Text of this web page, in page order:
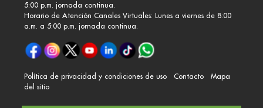
5:00 p.m. jornada continua.
Horario de Atención Canales Virtuales: Lunes a viernes de 8:00
a.m. a 5:00 p.m. jornada continua.
Política de privacidad y condiciones de uso Contacto
Mapa
del sitio